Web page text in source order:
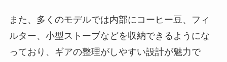
また、多くのモデルでは内部にコーヒー豆、フィ
ルター、小型ストーブなどを収納できるようにな
っており、ギアの整理がしやすい設計が魅力で